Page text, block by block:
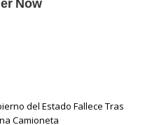
del Estado Fallece Tras
Camioneta